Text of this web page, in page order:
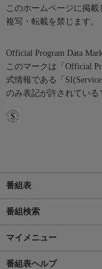
このホームページに掲
複写・転載を禁じます。
Official Program Data
このマークは「Official
式情報である「
のみ表記が許されている
番組表
番組検索
マイメニュー
番組表ヘルプ